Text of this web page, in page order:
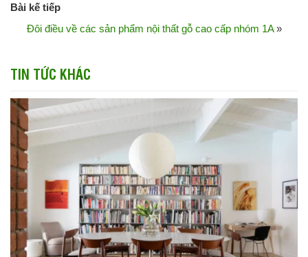
Bài kế tiếp
Đôi điều về các sản phẩm nội thất gỗ cao cấp nhóm 1A»
TIN TỨC KHÁC